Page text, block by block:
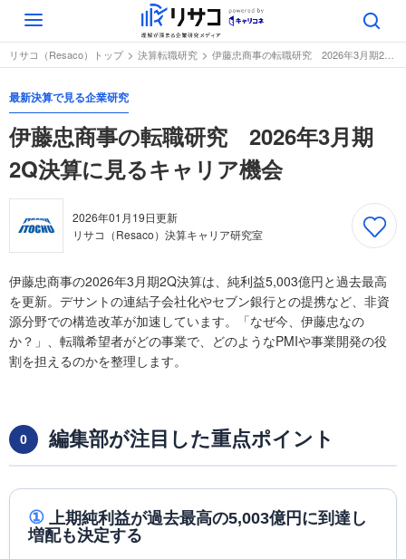
Toggle
navigation
リサコ（Resaco）トップ 決算転職研究 伊藤忠商事の転職研究 2026年3月期2Q決算に見るキャリア機会
最新決算で見る企業研究
伊藤忠商事の転職研究 2026年3月期
2Q決算に見るキャリア機会
2026年01月19日更新
リサコ（Resaco）決算キャリア研究室
伊藤忠商事の2026年3月期2Q決算は、純利益5,003億円と過去最高
を更新。デサントの連結子会社化やセブン銀行との提携など、非資
源分野での構造改革が加速しています。「なぜ今、伊藤忠なの
か？」、転職希望者がどの事業で、どのようなPMIや事業開発の役
割を担えるのかを整理します。
0 編集部が注目した重点ポイント
① 上期純利益が過去最高の5,003億円に到達し
増配も決定する